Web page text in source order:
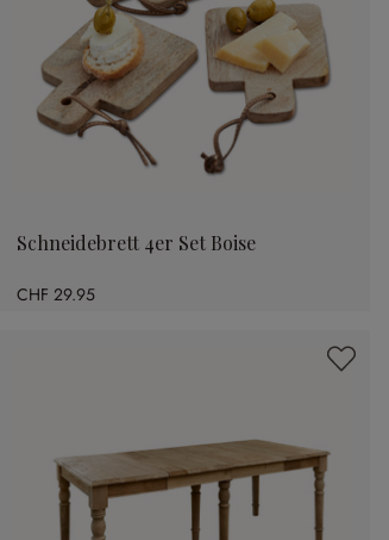
Schneidebrett 4er Set Boise
CHF 29.95